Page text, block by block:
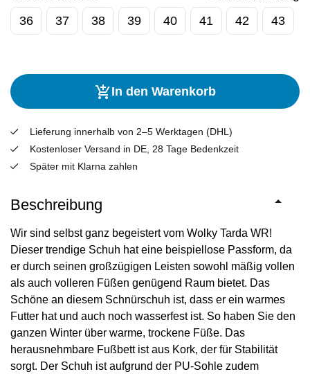
36
37 38 39 40 41 42 43
In den Warenkorb
Lieferung innerhalb von 2–5 Werktagen (DHL)
Kostenloser Versand in DE, 28 Tage Bedenkzeit
Später mit Klarna zahlen
Beschreibung
Wir sind selbst ganz begeistert vom Wolky Tarda WR!
Dieser trendige Schuh hat eine beispiellose Passform, da
er durch seinen großzügigen Leisten sowohl mäßig vollen
als auch volleren Füßen genügend Raum bietet. Das
Schöne an diesem Schnürschuh ist, dass er ein warmes
Futter hat und auch noch wasserfest ist. So haben Sie den
ganzen Winter über warme, trockene Füße. Das
herausnehmbare Fußbett ist aus Kork, der für Stabilität
sorgt. Der Schuh ist aufgrund der PU-Sohle zudem